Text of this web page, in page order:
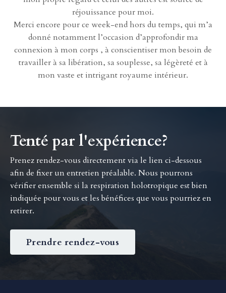
réjouissance pour moi.
Merci encore pour ce week-end hors du temps, qui m’a
donné notamment l’occasion d’approfondir ma
connexion à mon corps , à conscientiser mon besoin de
travailler à sa libération, sa souplesse, sa légèreté et à
mon vaste et intrigant royaume intérieur.
Tenté par l'expérience?
Prenez rendez-vous directement via le lien ci-dessous
afin de fixer un entretien préalable. Nous pourrons
vérifier ensemble si la respiration holotropique est bien
indiquée pour vous et les bénéfices que vous pourriez en
retirer.
Prendre rendez-vous